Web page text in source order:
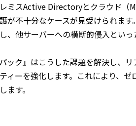
ミスActive Directoryとクラウド（
が不十分なケースが見受けられま
、他サーバーへの横断的侵入とい
ック』はこうした課題を解決し、
ィーを強化します。これにより、
ます。